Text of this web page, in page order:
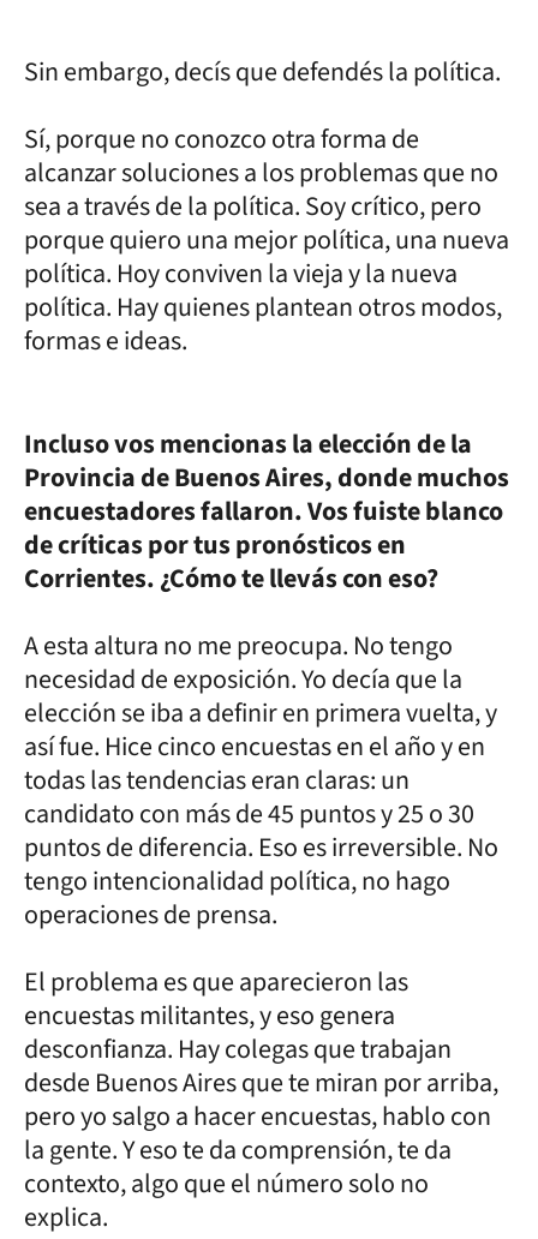
Sin embargo, decís que defendés la política.
Sí, porque no conozco otra forma de
alcanzar soluciones a los problemas que no
sea a través de la política. Soy crítico, pero
porque quiero una mejor política, una nueva
política. Hoy conviven la vieja y la nueva
política. Hay quienes plantean otros modos,
formas e ideas.
Incluso vos mencionas la elección de la
Provincia de Buenos Aires, donde muchos
encuestadores fallaron. Vos fuiste blanco
de críticas por tus pronósticos en
Corrientes. ¿Cómo te llevás con eso?
A esta altura no me preocupa. No tengo
necesidad de exposición. Yo decía que la
elección se iba a definir en primera vuelta, y
así fue. Hice cinco encuestas en el año y en
todas las tendencias eran claras: un
candidato con más de 45 puntos y 25 o 30
puntos de diferencia. Eso es irreversible. No
tengo intencionalidad política, no hago
operaciones de prensa.
El problema es que aparecieron las
encuestas militantes, y eso genera
desconfianza. Hay colegas que trabajan
desde Buenos Aires que te miran por arriba,
pero yo salgo a hacer encuestas, hablo con
la gente. Y eso te da comprensión, te da
contexto, algo que el número solo no
explica.